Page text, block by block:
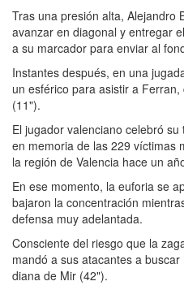
Tras una presión alta, Alejandro
avanzar en diagonal y entregar
a su marcador para enviar al
Instantes después, en una
un esférico para asistir a
(11").
El jugador valenciano celebró
en memoria de las 229 víctimas
la región de Valencia hace un
En ese momento, la euforia se
bajaron la concentración
defensa muy adelantada.
Consciente del riesgo que la
mandó a sus atacantes a
diana de Mir (42").